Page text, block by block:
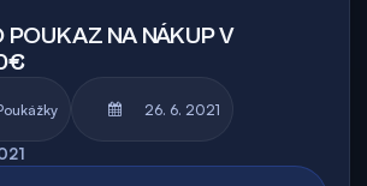
POUKAZ NA NÁKUP V
26. 6. 2021